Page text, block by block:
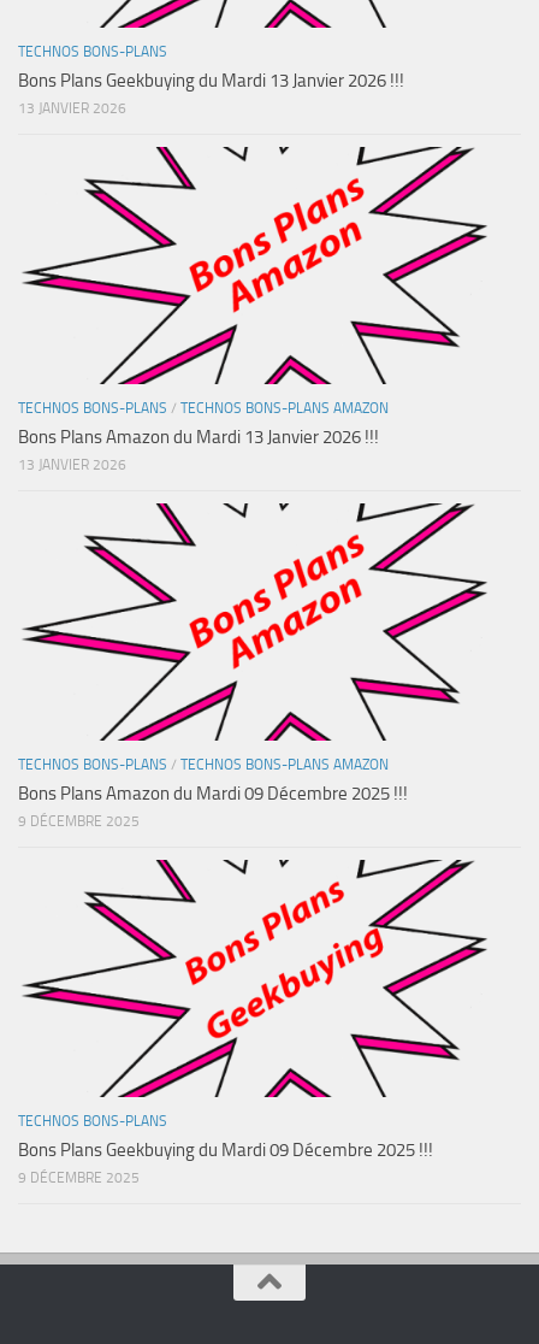
TECHNOS BONS-PLANS
Bons Plans Geekbuying du Mardi 13 Janvier 2026 !!!
13 JANVIER 2026
TECHNOS BONS-PLANS / TECHNOS BONS-PLANS AMAZON
Bons Plans Amazon du Mardi 13 Janvier 2026 !!!
13 JANVIER 2026
TECHNOS BONS-PLANS / TECHNOS BONS-PLANS AMAZON
Bons Plans Amazon du Mardi 09 Décembre 2025 !!!
9 DÉCEMBRE 2025
TECHNOS BONS-PLANS
Bons Plans Geekbuying du Mardi 09 Décembre 2025 !!!
9 DÉCEMBRE 2025